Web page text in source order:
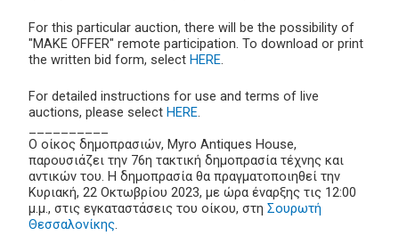
For this particular auction, there will be the possibility of
"MAKE OFFER" remote participation. To download or print
the written bid form, select HERE.
For detailed instructions for use and terms of live
auctions, please select HERE.
Ο οίκος δημοπρασιών, Myro Antiques House,
παρουσιάζει την 76η τακτική δημοπρασία τέχνης και
αντικών του. Η δημοπρασία θα πραγματοποιηθεί την
Κυριακή, 22 Οκτωβρίου 2023, με ώρα έναρξης τις 12:00
μ.μ., στις εγκαταστάσεις του οίκου, στη Σουρωτή
Θεσσαλονίκης.